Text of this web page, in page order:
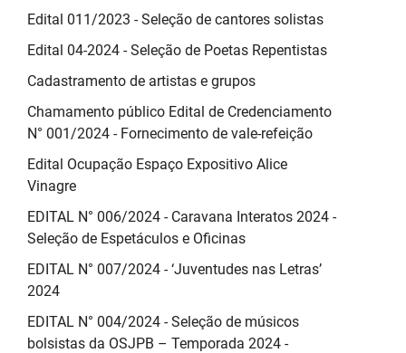
Edital 011/2023 - Seleção de cantores solistas
Edital 04-2024 - Seleção de Poetas Repentistas
Cadastramento de artistas e grupos
Chamamento público Edital de Credenciamento
N° 001/2024 - Fornecimento de vale-refeição
Edital Ocupação Espaço Expositivo Alice
Vinagre
EDITAL N° 006/2024 - Caravana Interatos 2024 -
Seleção de Espetáculos e Oficinas
EDITAL N° 007/2024 - ‘Juventudes nas Letras’
2024
EDITAL N° 004/2024 - Seleção de músicos
bolsistas da OSJPB – Temporada 2024 -